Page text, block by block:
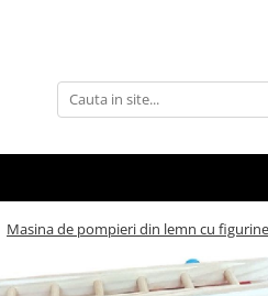
Masina de pompieri din lemn cu